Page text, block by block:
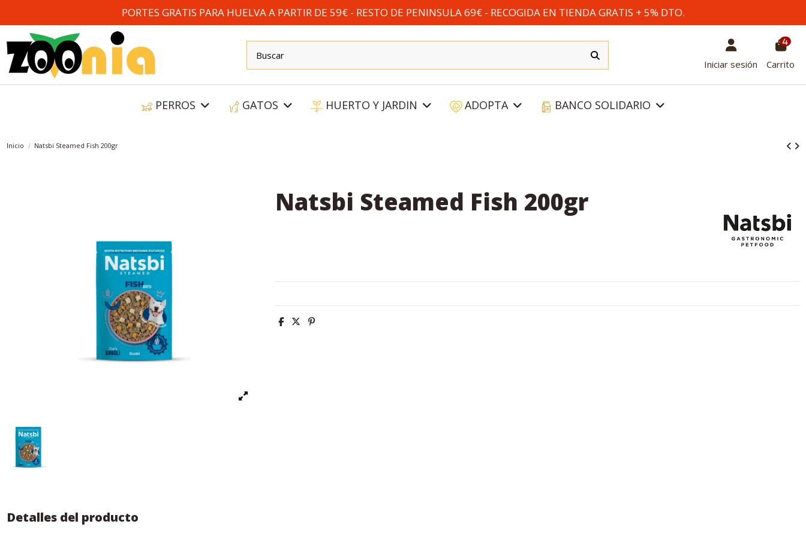
PORTES GRATIS PARA HUELVA A PARTIR DE 59€ - RESTO DE PENINSULA 69€ - RECOGIDA EN TIENDA GRATIS + 5% DTO.
Iniciar sesión
4
Carrito
PERROS GATOS HUERTO Y JARDIN ADOPTA BANCO SOLIDARIO
Inicio Natsbi Steamed Fish 200gr
Natsbi Steamed Fish 200gr
Detalles del producto